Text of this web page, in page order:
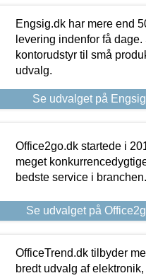
Engsig.dk har mere end
levering indenfor få
kontorudstyr til små
udvalg.
Se udvalget på
Office2go.dk startede i
meget
bedste service i
Se udvalget på
OfficeTrend.dk tilbyder
bredt udvalg af